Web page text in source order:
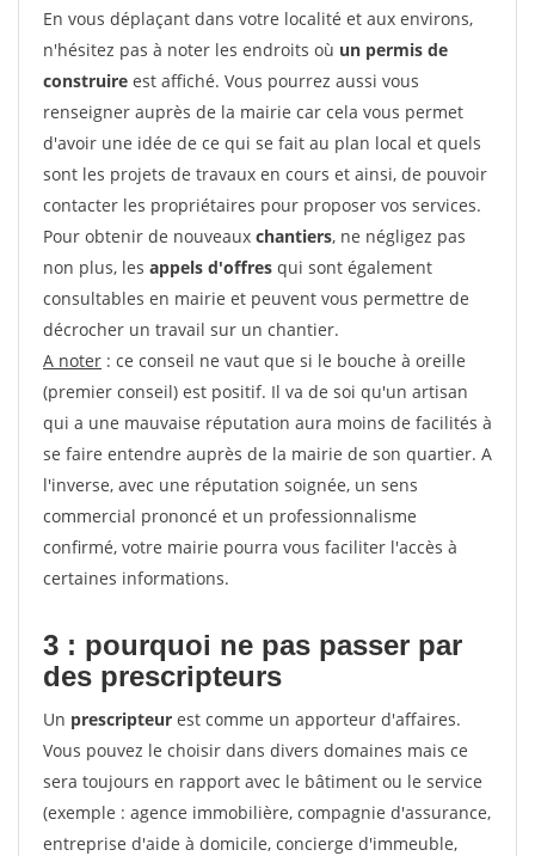
En vous déplaçant dans votre localité et aux environs,
n'hésitez pas à noter les endroits où un permis de
construire est affiché. Vous pourrez aussi vous
renseigner auprès de la mairie car cela vous permet
d'avoir une idée de ce qui se fait au plan local et quels
sont les projets de travaux en cours et ainsi, de pouvoir
contacter les propriétaires pour proposer vos services.
Pour obtenir de nouveaux chantiers, ne négligez pas
non plus, les appels d'offres qui sont également
consultables en mairie et peuvent vous permettre de
décrocher un travail sur un chantier.
A noter : ce conseil ne vaut que si le bouche à oreille
(premier conseil) est positif. Il va de soi qu'un artisan
qui a une mauvaise réputation aura moins de facilités à
se faire entendre auprès de la mairie de son quartier. A
l'inverse, avec une réputation soignée, un sens
commercial prononcé et un professionnalisme
confirmé, votre mairie pourra vous faciliter l'accès à
certaines informations.
3 : pourquoi ne pas passer par
des prescripteurs
Un prescripteur est comme un apporteur d'affaires.
Vous pouvez le choisir dans divers domaines mais ce
sera toujours en rapport avec le bâtiment ou le service
(exemple : agence immobilière, compagnie d'assurance,
entreprise d'aide à domicile, concierge d'immeuble,